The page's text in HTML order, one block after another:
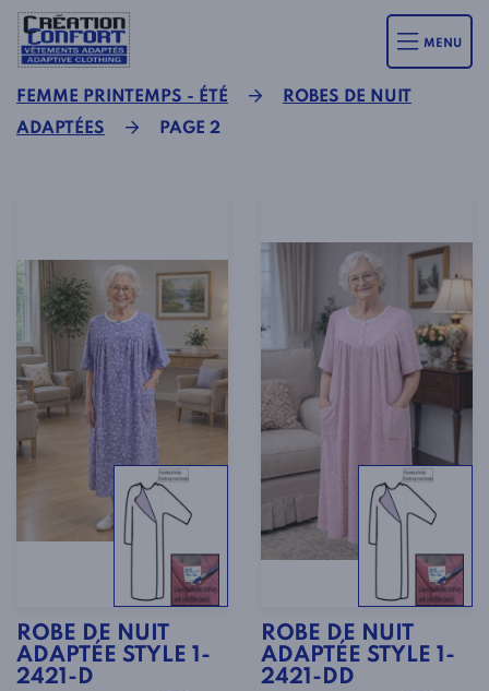
MENU
FEMME PRINTEMPS - ÉTÉ
ROBES DE NUIT
ADAPTÉES
PAGE 2
ROBE DE NUIT
ADAPTÉE STYLE 1-
2421-D
ROBE DE NUIT
ADAPTÉE STYLE 1-
2421-DD